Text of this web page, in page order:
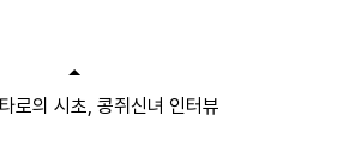
로의 시초, 콩쥐신녀 인터뷰